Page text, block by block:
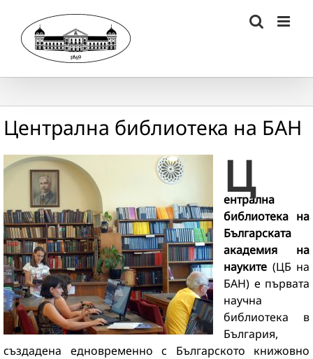
content
Централна библиотека на БАН
Ц
ентрална
библиотека на
Българската
академия на
науките (ЦБ на
БАН) е първата
научна
библиотека в
България,
създадена едновременно с Българското книжовно